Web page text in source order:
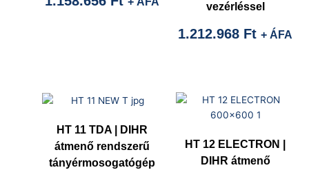
vezérléssel
1.212.968 Ft + ÁFA
HT 11 TDA | DIHR
átmenő rendszerű
tányérmosogatógép
HT 12 ELECTRON |
DIHR átmenő